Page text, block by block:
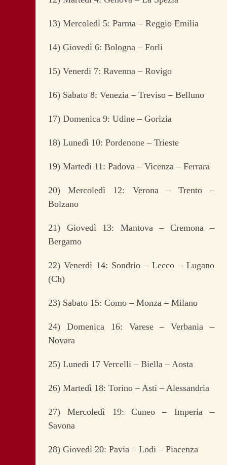
13) Mercoledì 5: Parma – Reggio Emilia
14) Giovedì 6: Bologna – Forli
15) Venerdi 7: Ravenna – Rovigo
16) Sabato 8: Venezia – Treviso – Belluno
17) Domenica 9: Udine – Gorizia
18) Lunedì 10: Pordenone – Trieste
19) Martedì 11: Padova – Vicenza – Ferrara
20) Mercoledì 12: Verona – Trento –
Bolzano
21) Giovedì 13: Mantova – Cremona –
Bergamo
22) Venerdì 14: Sondrio – Lecco – Lugano
(Ch)
23) Sabato 15: Como – Monza – Milano
24) Domenica 16: Varese – Verbania –
Novara
25) Lunedi 17 Vercelli – Biella – Aosta
26) Martedì 18: Torino – Asti – Alessandria
27) Mercoledì 19: Cuneo – Imperia –
Savona
28) Giovedì 20: Pavia – Lodi – Piacenza